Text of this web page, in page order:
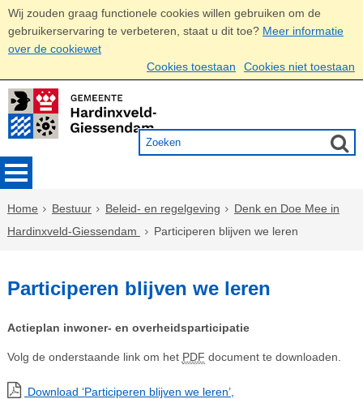
Wij zouden graag functionele cookies willen gebruiken om de
gebruikerservaring te verbeteren, staat u dit toe? Meer informatie
over de cookiewet
Cookies toestaan
Cookies niet toestaan
Home Bestuur Beleid- en regelgeving
Denk en Doe Mee in
Hardinxveld-Giessendam
Participeren blijven we leren
Participeren blijven we leren
Actieplan inwoner- en overheidsparticipatie
Volg de onderstaande link om het PDF document te downloaden.
Download ‘Participeren blijven we leren’,